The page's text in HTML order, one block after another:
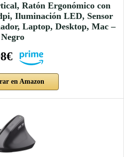
Ratón Ergonómico con
Iluminación LED, Sensor
Laptop, Desktop, Mac –
Negro
en Amazon